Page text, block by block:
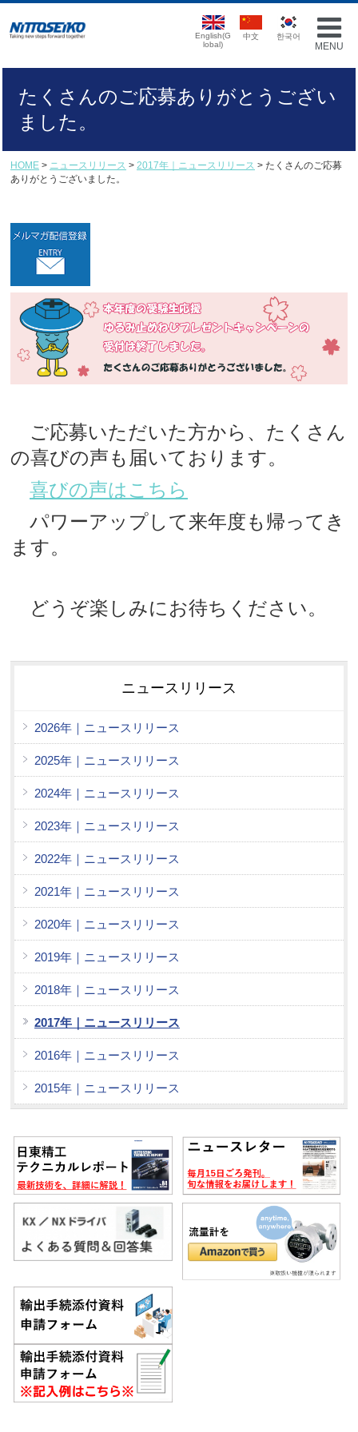
MENU
English(G
lobal)
中文 한국어
たくさんのご応募ありがとうござい
ました。
HOME > ニュースリリース > 2017年｜ニュースリリース > たくさんのご応募
ありがとうございました。
ご応募いただいた方から、たくさん
の喜びの声も届いております。
喜びの声はこちら
パワーアップして来年度も帰ってき
ます。
どうぞ楽しみにお待ちください。
ニュースリリース
2026年｜ニュースリリース
2025年｜ニュースリリース
2024年｜ニュースリリース
2023年｜ニュースリリース
2022年｜ニュースリリース
2021年｜ニュースリリース
2020年｜ニュースリリース
2019年｜ニュースリリース
2018年｜ニュースリリース
2017年｜ニュースリリース
2016年｜ニュースリリース
2015年｜ニュースリリース